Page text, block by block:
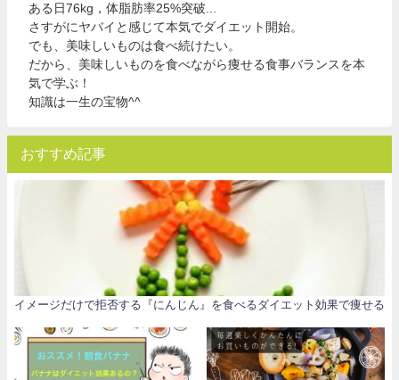
ある日76kg，体脂肪率25%突破...
さすがにヤバイと感じて本気でダイエット開始。
でも、美味しいものは食べ続けたい。
だから、美味しいものを食べながら痩せる食事バランスを本
気で学ぶ！
知識は一生の宝物^^
おすすめ記事
イメージだけで拒否する『にんじん』を食べるダイエット効果で痩せる